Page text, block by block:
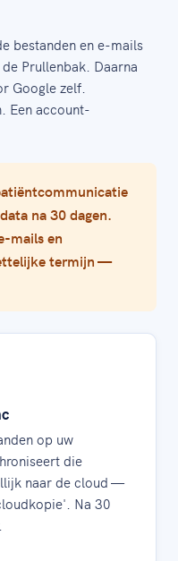
bestanden en e-mails
Prullenbak. Daarna
Google zelf.
Een account-
na 30 dagen.
mails en
termijn —
op uw
die
naar de cloud —
Na 30